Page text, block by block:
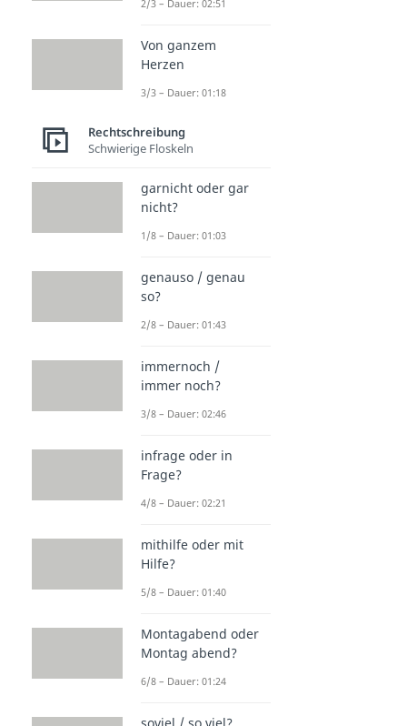
2/3 – Dauer: 02:51
Von ganzem
Herzen
3/3 – Dauer: 01:18
Rechtschreibung
Schwierige Floskeln
garnicht oder gar
nicht?
1/8 – Dauer: 01:03
genauso / genau
so?
2/8 – Dauer: 01:43
immernoch /
immer noch?
3/8 – Dauer: 02:46
infrage oder in
Frage?
4/8 – Dauer: 02:21
mithilfe oder mit
Hilfe?
5/8 – Dauer: 01:40
Montagabend oder
Montag abend?
6/8 – Dauer: 01:24